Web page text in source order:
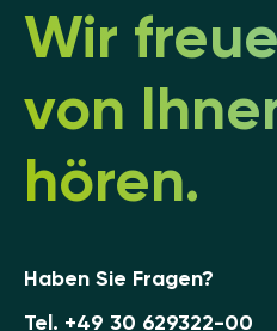
Wir
von
hören.
Haben Sie Fragen?
Tel. +49 30 629322-00